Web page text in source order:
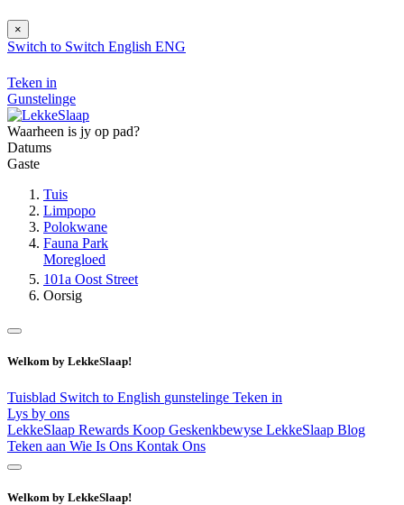
×
Switch to Switch English ENG
Teken in
Gunstelinge
Waarheen is jy op pad?
Datums
Gaste
Tuis
Limpopo
Polokwane
Fauna Park
Moregloed
101a Oost Street
Oorsig
Welkom by LekkeSlaap!
Tuisblad Switch to English gunstelinge Teken in
Lys by ons
LekkeSlaap Rewards Koop Geskenkbewyse LekkeSlaap Blog
Teken aan Wie Is Ons Kontak Ons
Welkom by LekkeSlaap!